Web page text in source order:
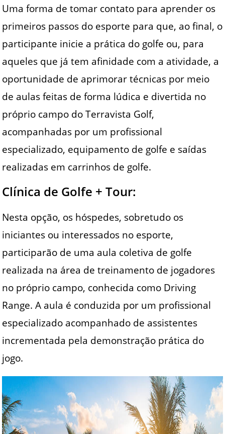
Uma forma de tomar contato para aprender os
primeiros passos do esporte para que, ao final, o
participante inicie a prática do golfe ou, para
aqueles que já tem afinidade com a atividade, a
oportunidade de aprimorar técnicas por meio
de aulas feitas de forma lúdica e divertida no
próprio campo do Terravista Golf,
acompanhadas por um profissional
especializado, equipamento de golfe e saídas
realizadas em carrinhos de golfe.
Clínica de Golfe + Tour:
Nesta opção, os hóspedes, sobretudo os
iniciantes ou interessados no esporte,
participarão de uma aula coletiva de golfe
realizada na área de treinamento de jogadores
no próprio campo, conhecida como Driving
Range. A aula é conduzida por um profissional
especializado acompanhado de assistentes
incrementada pela demonstração prática do
jogo.